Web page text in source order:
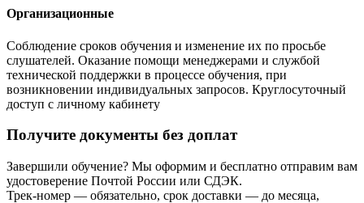
Организационные
Соблюдение сроков обучения и изменение их по просьбе
слушателей. Оказание помощи менеджерами и службой
технической поддержки в процессе обучения, при
возникновении индивидуальных запросов. Круглосуточный
доступ с личному кабинету
Получите документы без доплат
Завершили обучение? Мы оформим и бесплатно отправим вам
удостоверение Почтой России или СДЭК.
Трек-номер — обязательно, срок доставки — до месяца,